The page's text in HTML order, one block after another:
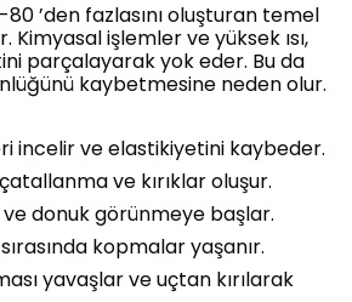
80 ’den fazlasını oluşturan temel
işlemler ve yüksek ısı,
parçalayarak yok eder. Bu da
kaybetmesine neden olur.
incelir ve elastikiyetini kaybeder.
ve kırıklar oluşur.
donuk görünmeye başlar.
kopmalar yaşanır.
yavaşlar ve uçtan kırılarak